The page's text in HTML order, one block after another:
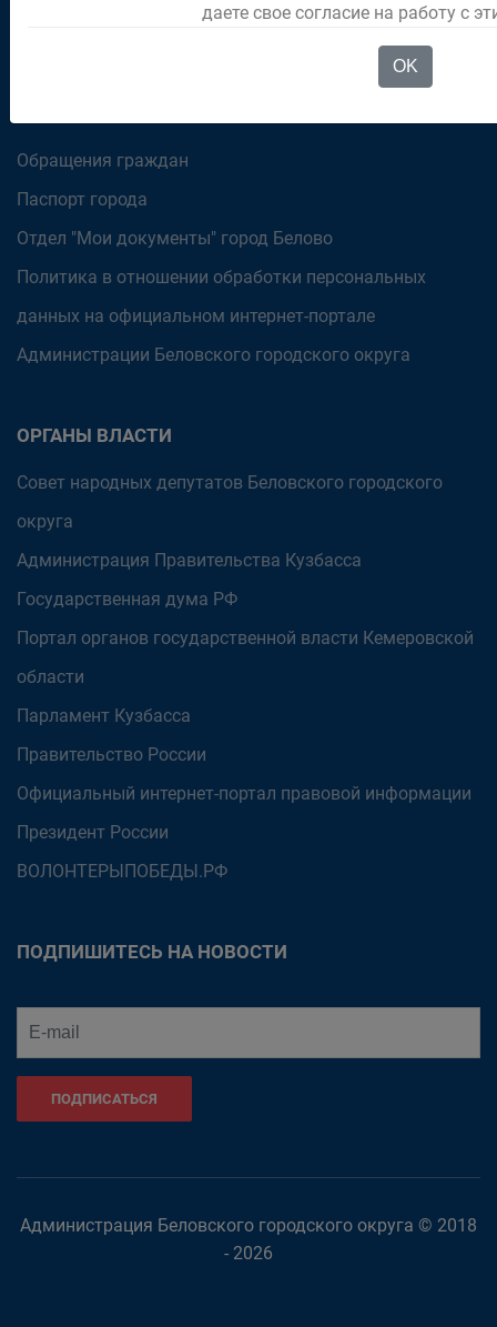
Официальный аккаунт Главы Беловского
Обращения граждан
Паспорт города
Отдел "Мои документы" город Белово
Политика в отношении обработки персональных
данных на официальном интернет-портале
Администрации Беловского городского округа
ОРГАНЫ ВЛАСТИ
Совет народных депутатов Беловского городского
округа
Администрация Правительства Кузбасса
Государственная дума РФ
Портал органов государственной власти Кемеровской
области
Парламент Кузбасса
Правительство России
Официальный интернет-портал правовой информации
Президент России
ВОЛОНТЕРЫПОБЕДЫ.РФ
ПОДПИШИТЕСЬ НА НОВОСТИ
ПОДПИСАТЬСЯ
Администрация Беловского городского округа © 2018
- 2026
даете свое согласие на работу с
OK